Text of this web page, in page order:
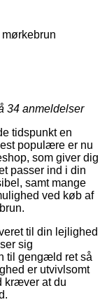
34 anmeldelser
tidspunkt en
populære er nu
som giver dig
passer ind i din
samt mange
ved køb af
til din lejlighed
sig
til gengæld ret så
er utvivlsomt
kræver at du